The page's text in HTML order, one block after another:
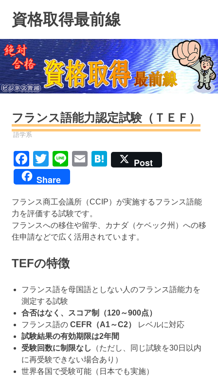
ン
ツ
へ
ス
キ
資格取得最前線
フランス語能力認定試験（ＴＥＦ）
資格
語学系
Facebook
TwitterLineEmailHatena
Post
Share
フランス商工会議所（CCIP）が実施するフランス語能
力を評価する試験です。
フランスへの移住や留学、カナダ（ケベック州）への移
住申請などで広く活用されています。
TEFの特徴
フランス語を母国語としない人のフランス語能力を
測定する試験
合否はなく、スコア制（120～900点）
フランス語の CEFR（A1～C2）
レベルに対応
試験結果の有効期限は2年間
受験回数に制限なし
（ただし、同じ試験を30日以内
に再受験できない場合あり）
世界各国で受験可能（日本でも実施）